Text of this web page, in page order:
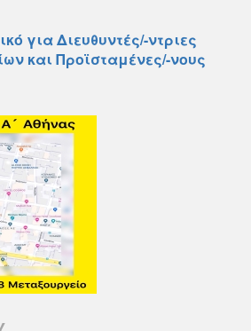
για Διευθυντές/-ντριες
και Προϊσταμένες/-νους